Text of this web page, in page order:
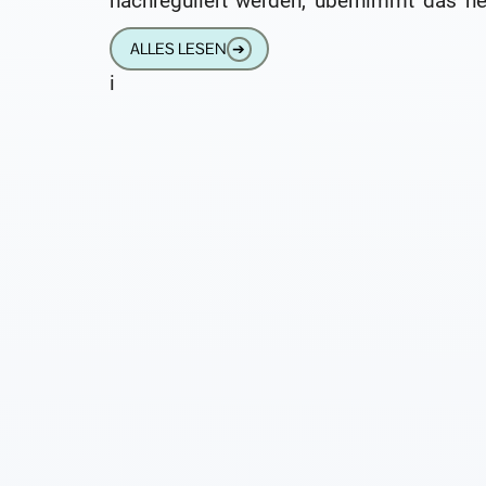
die digitale Technik. Auch der Wechsel
Programme kann
ALLES LESEN ➔
i